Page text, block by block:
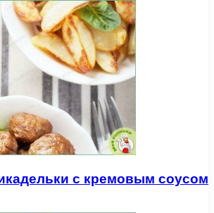
с кремовым соусом